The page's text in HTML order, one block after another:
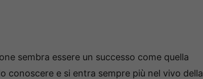
sembra essere un successo come quella
conoscere e si entra sempre più nel vivo della